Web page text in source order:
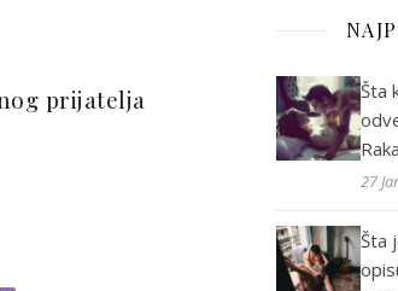
prijatelja
Šta
27
Šta